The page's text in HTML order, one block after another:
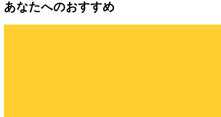
あなたへのおすすめ